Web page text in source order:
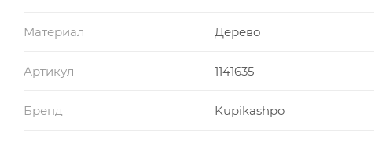
Материал Дерево
Артикул 1141635
Бренд Kupikashpo